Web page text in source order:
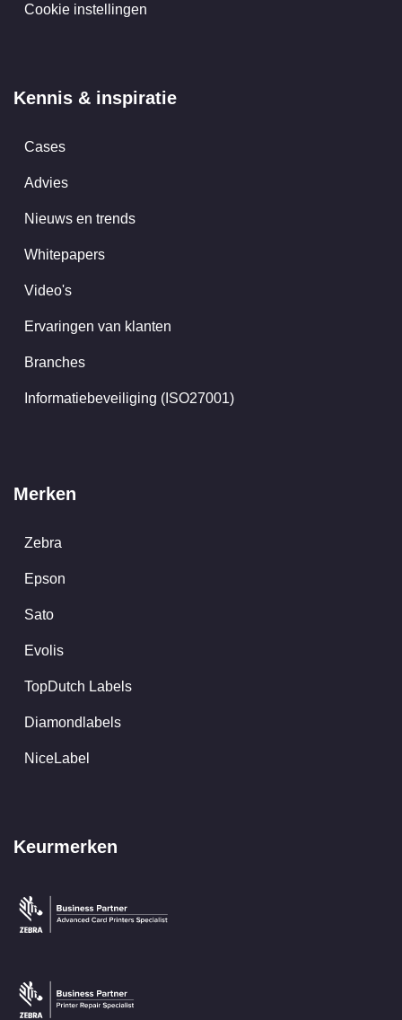
Cookie instellingen
Kennis & inspiratie
Cases
Advies
Nieuws en trends
Whitepapers
Video's
Ervaringen van klanten
Branches
Informatiebeveiliging (ISO27001)
Merken
Zebra
Epson
Sato
Evolis
TopDutch Labels
Diamondlabels
NiceLabel
Keurmerken